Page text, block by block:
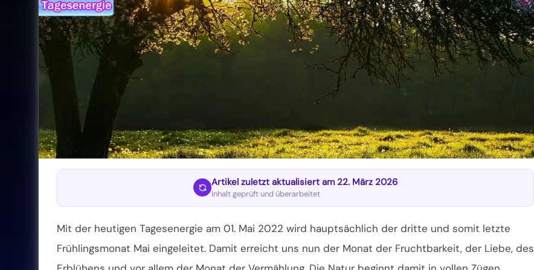
Artikel zuletzt aktualisiert am 22. März 2026
Inhalt geprüft und überarbeitet
Mit der heutigen Tagesenergie am 01. Mai 2022 wird hauptsächlich der dritte und somit letzte
Frühlingsmonat Mai eingeleitet. Damit erreicht uns nun der Monat der Fruchtbarkeit, der Liebe, des